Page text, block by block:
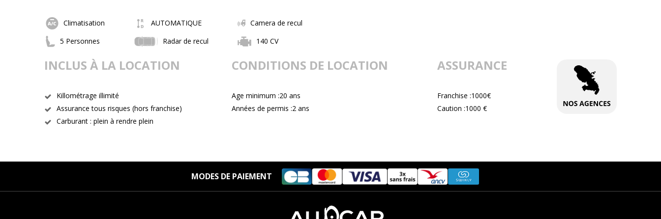
Climatisation AUTOMATIQUE
Camera de recul
5 Personnes
Radar de recul 140 CV
INCLUS À LA LOCATION
Killométrage illimité
Assurance tous risques (hors franchise)
Carburant : plein à rendre plein
CONDITIONS DE LOCATION
Age minimum :20 ans
Années de permis :2 ans
ASSURANCE
Franchise :1000€
Caution :1000 €
MODES DE PAIEMENT